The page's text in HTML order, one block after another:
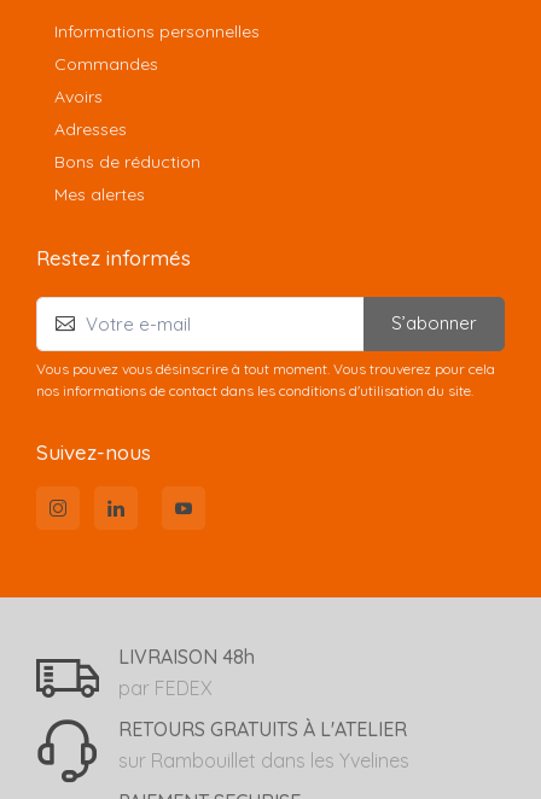
Informations personnelles
Commandes
Avoirs
Adresses
Bons de réduction
Mes alertes
Restez informés
S’abonner
Vous pouvez vous désinscrire à tout moment. Vous trouverez pour cela
nos informations de contact dans les conditions d'utilisation du site.
Suivez-nous
LIVRAISON 48h
par FEDEX
RETOURS GRATUITS À L'ATELIER
sur Rambouillet dans les Yvelines